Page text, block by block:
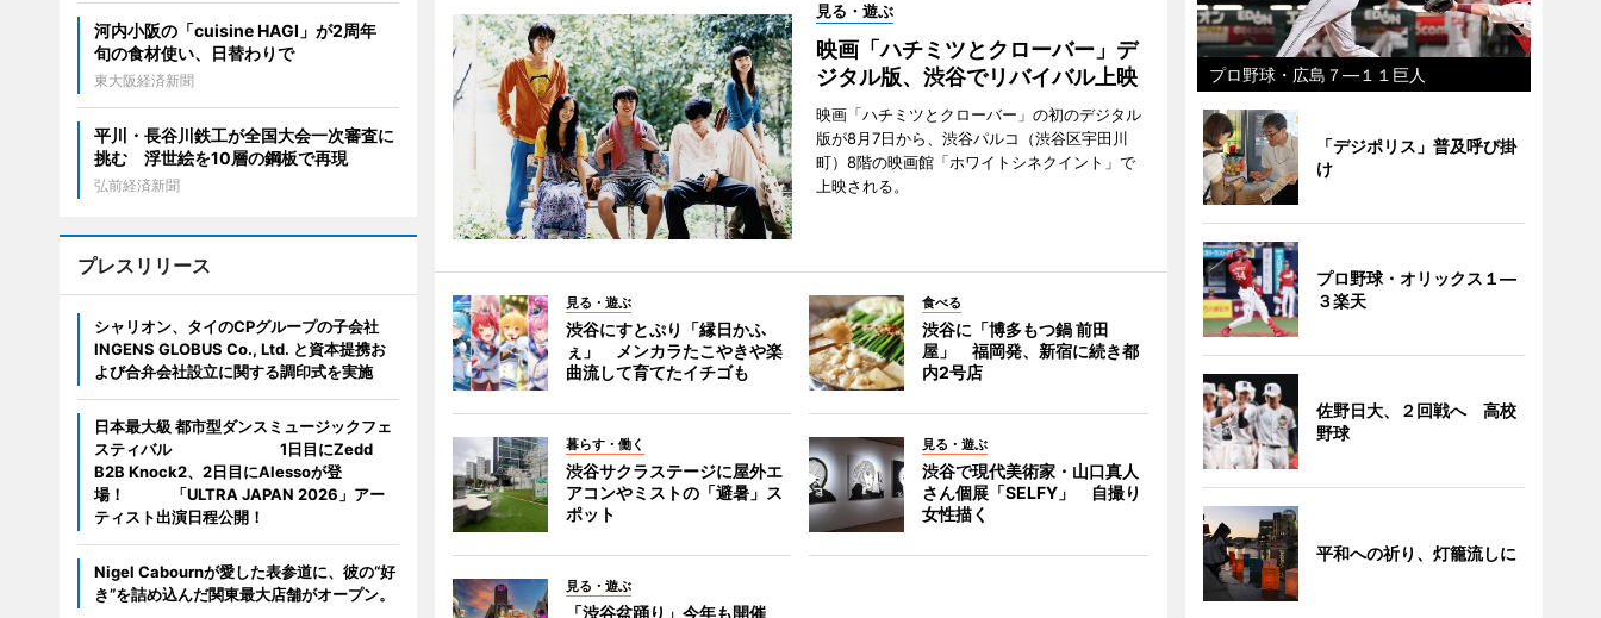
見る・遊ぶ
映画「ハチミツとクローバー」デ
ジタル版、渋谷でリバイバル上映
映画「ハチミツとクローバー」の初のデジタル
版が8月7日から、渋谷パルコ（渋谷区宇田川
町）8階の映画館「ホワイトシネクイント」で
上映される。
見る・遊ぶ
渋谷にすとぷり「縁日かふ
ぇ」 メンカラたこやきや楽
曲流して育てたイチゴも
食べる
渋谷に「博多もつ鍋 前田
屋」 福岡発、新宿に続き都
内2号店
暮らす・働く
渋谷サクラステージに屋外エ
アコンやミストの「避暑」ス
ポット
見る・遊ぶ
渋谷で現代美術家・山口真人
さん個展「SELFY」 自撮り
女性描く
見る・遊ぶ
「渋谷盆踊り」今年も開催
河内小阪の「cuisine HAGI」が2周年
旬の食材使い、日替わりで
東大阪経済新聞
平川・長谷川鉄工が全国大会一次審査に
挑む 浮世絵を10層の鋼板で再現
弘前経済新聞
プレスリリース
シャリオン、タイのCPグループの子会社
INGENS GLOBUS Co., Ltd. と資本提携お
よび合弁会社設立に関する調印式を実施
日本最大級 都市型ダンスミュージックフェ
スティバル 1日目にZedd
B2B Knock2、2日目にAlessoが登
場！ 「ULTRA JAPAN 2026」アー
ティスト出演日程公開！
Nigel Cabournが愛した表参道に、彼の“好
き”を詰め込んだ関東最大店舗がオープン。
プロ野球・広島７―１１巨人
「デジポリス」普及呼び掛
け
プロ野球・オリックス１―
３楽天
佐野日大、２回戦へ 高校
野球
平和への祈り、灯籠流しに